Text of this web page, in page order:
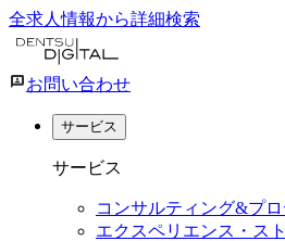
全求人情報から詳細検索
お問い合わせ
サービス
サービス
コンサルティング&プ
エクスペリエンス・ス